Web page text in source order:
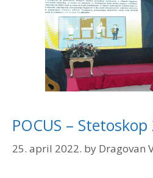
POCUS – Stetoskop
25. april 2022. by Dragovan